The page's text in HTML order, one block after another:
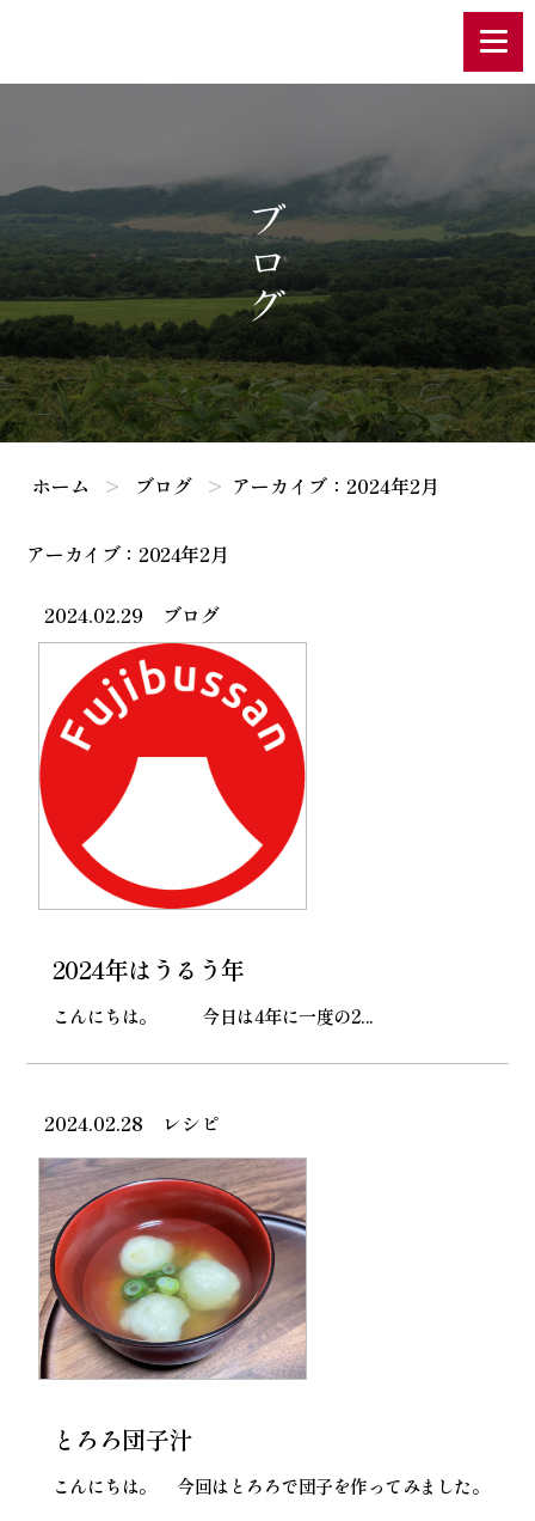
ブログ
ホーム ブログ アーカイブ：2024年2月
アーカイブ：2024年2月
2024年はうるう年
こんにちは。 今日は4年に一度の2...
2024.02.29 ブログ
とろろ団子汁
こんにちは。 今回はとろろで団子を作ってみました。
2024.02.28 レシピ